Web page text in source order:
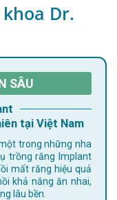
Dr.
SÂU
tại Việt Nam
trong những nha
trồng răng Implant
mất răng hiệu quả
khả năng ăn nhai,
lâu bền.